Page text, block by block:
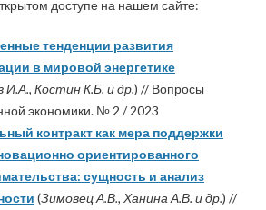
доступе на нашем сайте:
тенденции развития
в мировой энергетике
И.А., Костин К.Б. и др.) // Вопросы
экономики. № 2 / 2023
контракт как мера поддержки
ориентированного
сущность и анализ
(Зимовец А.В., Ханина А.В. и др.) //